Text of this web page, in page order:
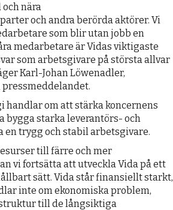
nära
och andra berörda aktörer. Vi
som blir utan jobb en
medarbetare är Vidas viktigaste
som arbetsgivare på största allvar
Karl-Johan Löwenadler,
pressmeddelandet.
handlar om att stärka koncernens
bygga starka leverantörs- och
en trygg och stabil arbetsgivare.
till färre och mer
vi fortsätta att utveckla Vida på ett
sätt. Vida står finansiellt starkt,
inte om ekonomiska problem,
till de långsiktiga